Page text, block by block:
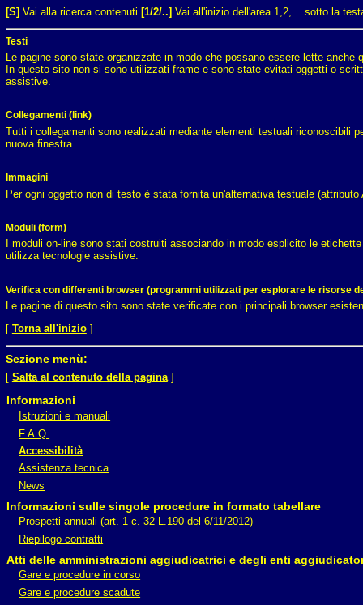
[S] Vai alla ricerca contenuti [1/2/..] Vai all'inizio dell'area 1,2,... sotto la
Testi
Le pagine sono state organizzate in modo che possano essere lette
In questo sito non si sono utilizzati frame e sono state evitati oggetti o
assistive.
Collegamenti (link)
Tutti i collegamenti sono realizzati mediante elementi testuali riconoscibili
nuova finestra.
Immagini
Per ogni oggetto non di testo è stata fornita un'alternativa testuale
Moduli (form)
I moduli on-line sono stati costruiti associando in modo esplicito le
utilizza tecnologie assistive.
Verifica con differenti browser (programmi utilizzati per esplorare le risorse
Le pagine di questo sito sono state verificate con i principali browser
[ Torna all'inizio]
Sezione menù:
[ Salta al contenuto della pagina]
Informazioni
Istruzioni e manuali
F.A.Q.
Accessibilità
Assistenza tecnica
News
Informazioni sulle singole procedure in formato tabellare
Prospetti annuali (art. 1 c. 32 L.190 del 6/11/2012)
Riepilogo contratti
Atti delle amministrazioni aggiudicatrici e degli enti
Gare e procedure in corso
Gare e procedure scadute